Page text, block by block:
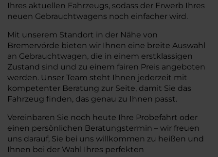
Ihres aktuellen Fahrzeugs, sodass der Erwerb Ihres
neuen Gebrauchtwagens noch einfacher wird.
Mit unserem Standort in der Nähe von
Bremervörde bieten wir Ihnen eine breite Auswahl
an Gebrauchtwagen, die in einem erstklassigen
Zustand sind und zu einem fairen Preis angeboten
werden. Unser Team steht Ihnen jederzeit mit
kompetenter Beratung zur Seite, damit Sie das
Fahrzeug finden, das genau zu Ihnen passt.
Vereinbaren Sie noch heute Ihre Probefahrt oder
einen persönlichen Beratungstermin – wir freuen
uns darauf, Sie bei uns willkommen zu heißen und
Ihnen bei der Wahl Ihres perfekten